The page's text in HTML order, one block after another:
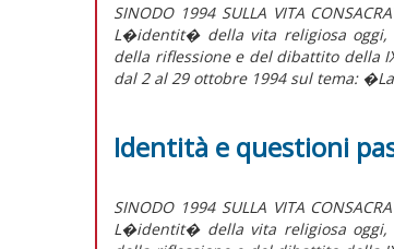
SINODO 1994 SULLA VITA
L�identit� della vita religiosa
della riflessione e del dibattito della
dal 2 al 29 ottobre 1994 sul tema:
Identità e questioni
SINODO 1994 SULLA VITA
L�identit� della vita religiosa